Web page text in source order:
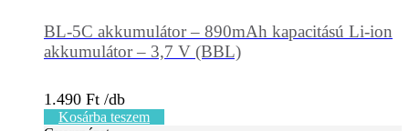
BL-5C akkumulátor – 890mAh kapacitású Li-ion
akkumulátor – 3,7 V (BBL)
1.490 Ft
Kosárba teszem